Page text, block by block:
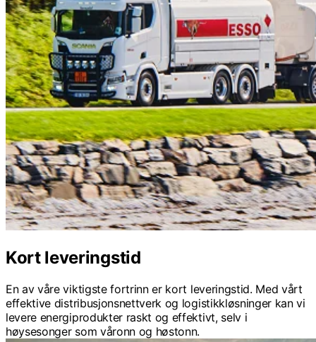
Kort leveringstid
En av våre viktigste fortrinn er kort leveringstid. Med vårt
effektive distribusjonsnettverk og logistikkløsninger kan vi
levere energiprodukter raskt og effektivt, selv i
høysesonger som våronn og høstonn.